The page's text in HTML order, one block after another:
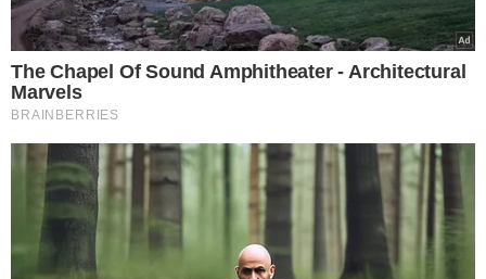
Para participar o interessado deverá fazer inscrição
prévia, caucionando um cheque assinado em branco e
nominal ao leiloeiro ou nota promissória devidamente
jurídica, portadora de documento de identidade CPF ou
CNPJ e que não possua restrição judicial, está apta a
participar do leilão. Os documentos deverão ser
apresentados em cópia e original para verificação e
autenticação.